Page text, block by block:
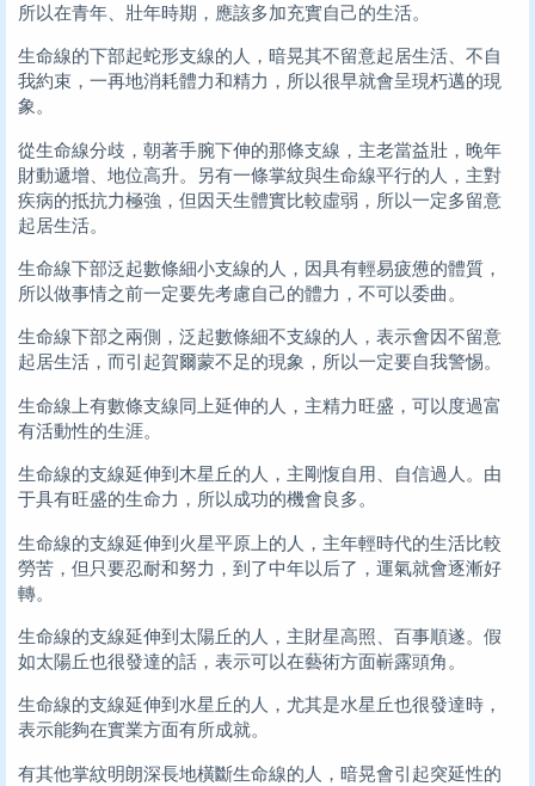
所以在青年、壯年時期，應該多加充實自己的生活。
生命線的下部起蛇形支線的人，暗晃其不留意起居生活、不自
我約束，一再地消耗體力和精力，所以很早就會呈現朽邁的現
象。
從生命線分歧，朝著手腕下伸的那條支線，主老當益壯，晚年
財動遞增、地位高升。另有一條掌紋與生命線平行的人，主對
疾病的抵抗力極強，但因天生體實比較虛弱，所以一定多留意
起居生活。
生命線下部泛起數條細小支線的人，因具有輕易疲憊的體質，
所以做事情之前一定要先考慮自己的體力，不可以委曲。
生命線下部之兩側，泛起數條細不支線的人，表示會因不留意
起居生活，而引起賀爾蒙不足的現象，所以一定要自我警惕。
生命線上有數條支線同上延伸的人，主精力旺盛，可以度過富
有活動性的生涯。
生命線的支線延伸到木星丘的人，主剛愎自用、自信過人。由
于具有旺盛的生命力，所以成功的機會良多。
生命線的支線延伸到火星平原上的人，主年輕時代的生活比較
勞苦，但只要忍耐和努力，到了中年以后了，運氣就會逐漸好
轉。
生命線的支線延伸到太陽丘的人，主財星高照、百事順遂。假
如太陽丘也很發達的話，表示可以在藝術方面嶄露頭角。
生命線的支線延伸到水星丘的人，尤其是水星丘也很發達時，
表示能夠在實業方面有所成就。
有其他掌紋明朗深長地橫斷生命線的人，暗晃會引起突延性的